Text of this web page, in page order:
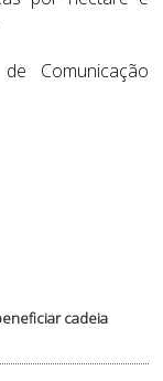
cadeia
Comunicação